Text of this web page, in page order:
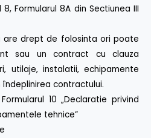
Formularul 8A din Sectiunea III
drept de folosinta ori poate
sau un contract cu clauza
utilaje, instalatii, echipamente
contractului.
10 „Declaratie privind
tehnice”